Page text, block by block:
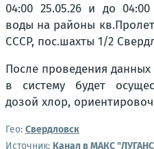
04:00 25.05.26 и до
воды на районы
СССР, пос.шахты 1/2
После проведения
в систему будет
дозой хлор,
Гео: Свердловск
Источник: Канал в МАКС